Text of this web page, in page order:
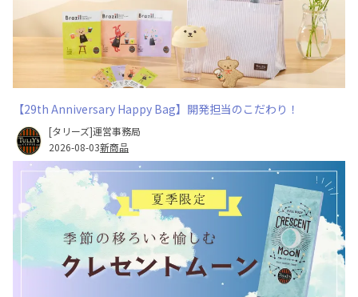
【29th Anniversary Happy Bag】開発担当のこだわり！
[タリーズ]運営事務局
2026-08-03新商品